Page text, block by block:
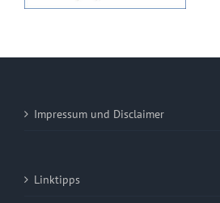
Impressum und Disclaimer
Linktipps